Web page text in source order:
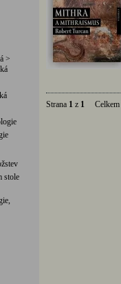
>
stole
Strana 1 z 1 Celkem